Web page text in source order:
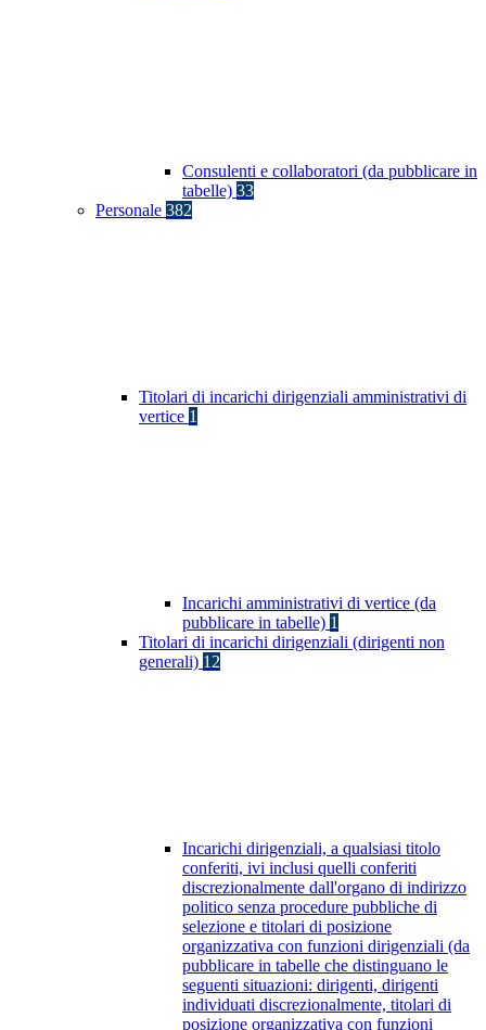
Consulenti e collaboratori (da pubblicare in
tabelle) 33
Personale 382
Titolari di incarichi dirigenziali amministrativi di
vertice 1
Incarichi amministrativi di vertice (da
pubblicare in tabelle) 1
Titolari di incarichi dirigenziali (dirigenti non
generali) 12
Incarichi dirigenziali, a qualsiasi titolo
conferiti, ivi inclusi quelli conferiti
discrezionalmente dall'organo di indirizzo
politico senza procedure pubbliche di
selezione e titolari di posizione
organizzativa con funzioni dirigenziali (da
pubblicare in tabelle che distinguano le
seguenti situazioni: dirigenti, dirigenti
individuati discrezionalmente, titolari di
posizione organizzativa con funzioni